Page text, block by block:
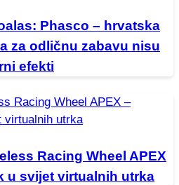
Phasco – hrvatska
za odličnu zabavu nisu
efekti
Racing Wheel APEX
u svijet virtualnih utrka